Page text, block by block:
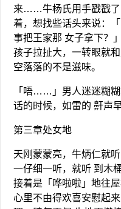
来……牛杨氏用手戳戳了
着，想找些话头来说：
事把王家那 女子拿下？
孩子拉扯大，一转眼就
空落落的不是滋味。
「唔……」男人迷迷糊
话的时候，如雷的 鼾声
第三章处女地
天刚蒙蒙亮，牛炳仁就
一仔细一听，就听 到木
接着是「哗啦啦」地往
心里不由得欢喜安慰起